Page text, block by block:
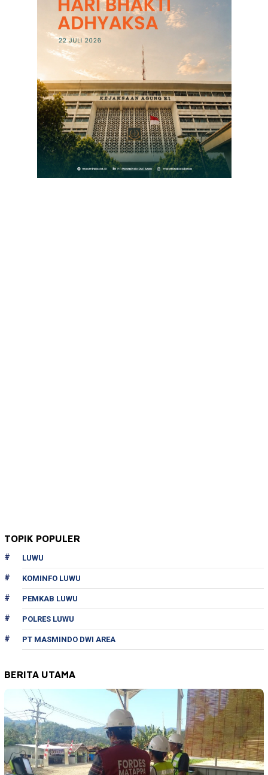
TOPIK POPULER
LUWU
KOMINFO LUWU
PEMKAB LUWU
POLRES LUWU
PT MASMINDO DWI AREA
BERITA UTAMA